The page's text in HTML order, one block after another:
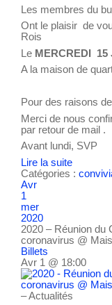
Les membres du
Ont le plaisir de
Rois
Le MERCREDI
A la maison de
Pour des raisons
Merci de nous
par retour de mail .
Avant lundi, SVP
Lire la suite
Catégories :
Avr
1
mer
2020
2020 – Réunion du
coronavirus @
Billets
Avr 1 @ 18:00
– Actualités